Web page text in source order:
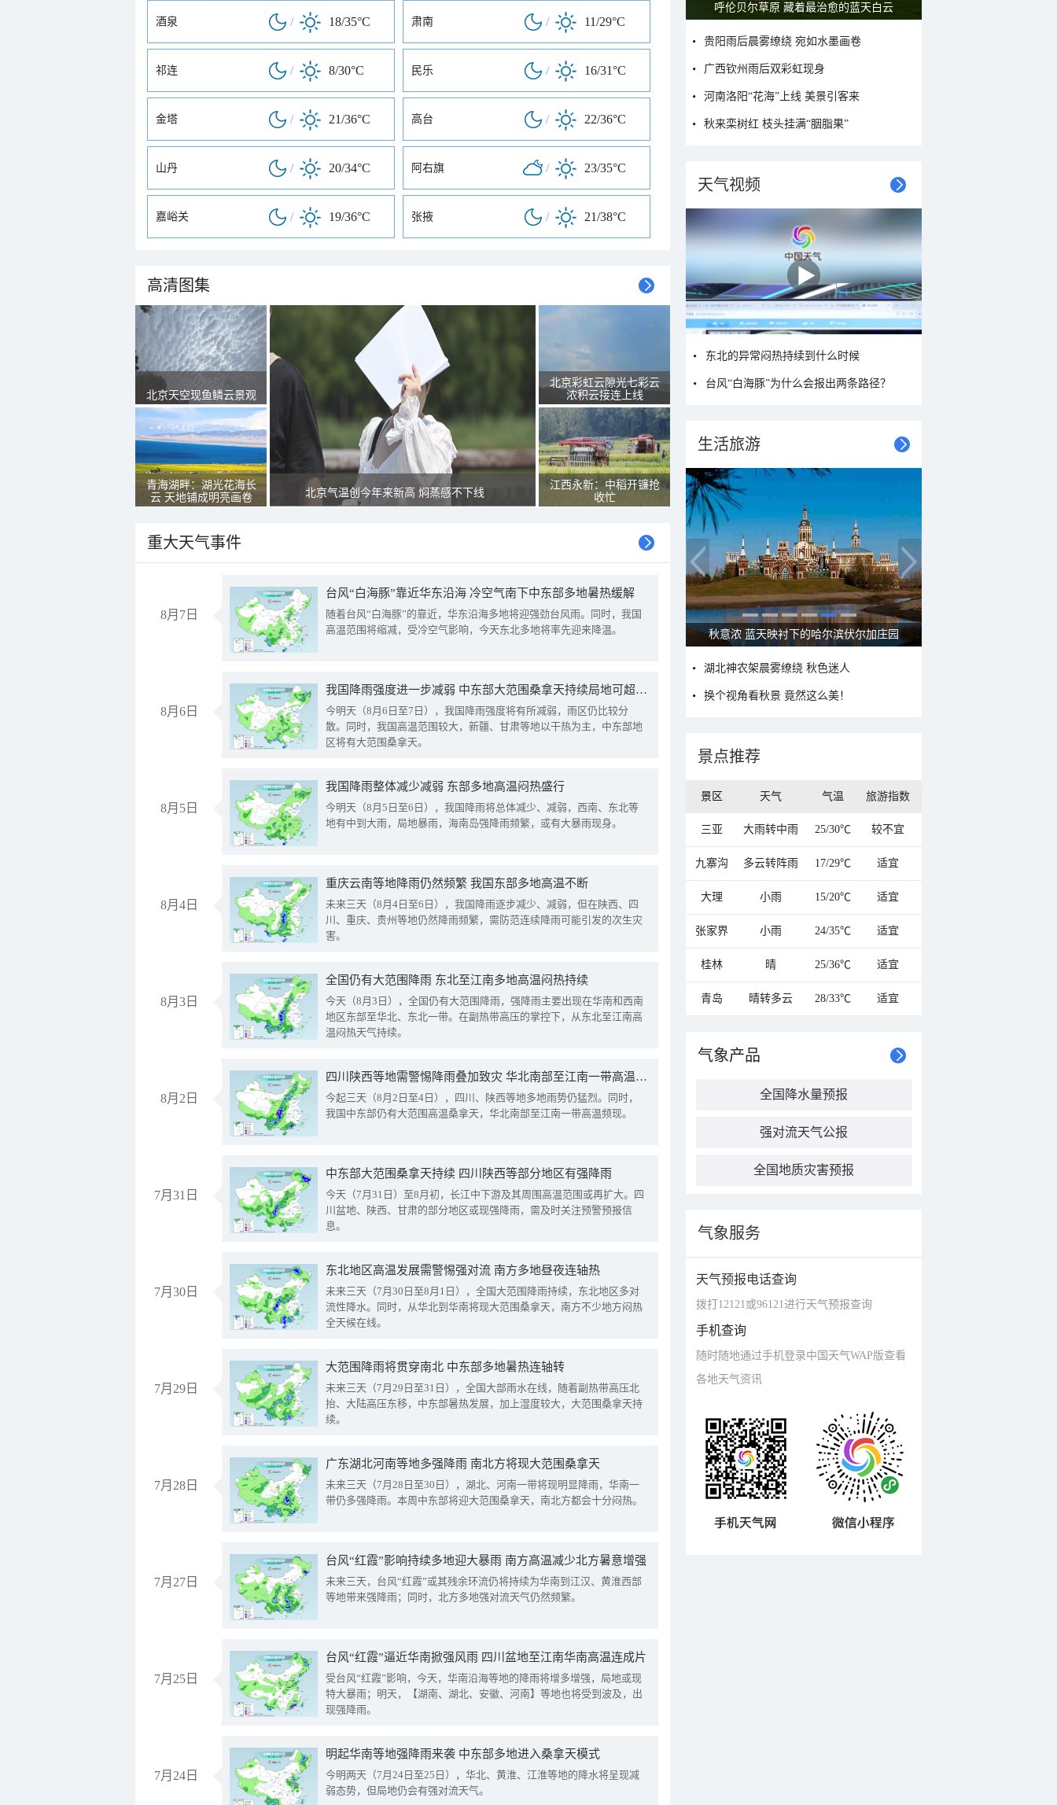
酒泉 / 18/35°C 肃南 / 11/29°C
祁连 / 8/30°C 民乐 / 16/31°C
金塔 / 21/36°C 高台 / 22/36°C
山丹 / 20/34°C 阿右旗 / 23/35°C
嘉峪关 / 19/36°C 张掖 / 21/38°C
高清图集
北京天空现鱼鳞云景观
青海湖畔：湖光花海长
云 天地铺成明亮画卷
北京气温创今年来新高 焖蒸感不下线
北京彩虹云隙光七彩云
浓积云接连上线
江西永新：中稻开镰抢
收忙
重大天气事件
8月7日
台风“白海豚”靠近华东沿海 冷空气南下中东部多地暑热缓解
随着台风“白海豚”的靠近，华东沿海多地将迎强劲台风雨。同时，我国
高温范围将缩减，受冷空气影响，今天东北多地将率先迎来降温。
8月6日
我国降雨强度进一步减弱 中东部大范围桑拿天持续局地可超38℃
今明天（8月6日至7日），我国降雨强度将有所减弱，雨区仍比较分
散。同时，我国高温范围较大，新疆、甘肃等地以干热为主，中东部地
区将有大范围桑拿天。
8月5日
我国降雨整体减少减弱 东部多地高温闷热盛行
今明天（8月5日至6日），我国降雨将总体减少、减弱，西南、东北等
地有中到大雨，局地暴雨，海南岛强降雨频繁，或有大暴雨现身。
8月4日
重庆云南等地降雨仍然频繁 我国东部多地高温不断
未来三天（8月4日至6日），我国降雨逐步减少、减弱，但在陕西、四
川、重庆、贵州等地仍然降雨频繁，需防范连续降雨可能引发的次生灾
害。
8月3日
全国仍有大范围降雨 东北至江南多地高温闷热持续
今天（8月3日），全国仍有大范围降雨，强降雨主要出现在华南和西南
地区东部至华北、东北一带。在副热带高压的掌控下，从东北至江南高
温闷热天气持续。
8月2日
四川陕西等地需警惕降雨叠加致灾 华北南部至江南一带高温频现
今起三天（8月2日至4日），四川、陕西等地多地雨势仍猛烈。同时，
我国中东部仍有大范围高温桑拿天，华北南部至江南一带高温频现。
7月31日
中东部大范围桑拿天持续 四川陕西等部分地区有强降雨
今天（7月31日）至8月初，长江中下游及其周围高温范围或再扩大。四
川盆地、陕西、甘肃的部分地区或现强降雨，需及时关注预警预报信
息。
7月30日
东北地区高温发展需警惕强对流 南方多地昼夜连轴热
未来三天（7月30日至8月1日），全国大范围降雨持续，东北地区多对
流性降水。同时，从华北到华南将现大范围桑拿天，南方不少地方闷热
全天候在线。
7月29日
大范围降雨将贯穿南北 中东部多地暑热连轴转
未来三天（7月29日至31日），全国大部雨水在线，随着副热带高压北
抬、大陆高压东移，中东部暑热发展，加上湿度较大，大范围桑拿天持
续。
7月28日
广东湖北河南等地多强降雨 南北方将现大范围桑拿天
未来三天（7月28日至30日），湖北、河南一带将现明显降雨，华南一
带仍多强降雨。本周中东部将迎大范围桑拿天，南北方都会十分闷热。
7月27日
台风“红霞”影响持续多地迎大暴雨 南方高温减少北方暑意增强
未来三天，台风“红霞”或其残余环流仍将持续为华南到江汉、黄淮西部
等地带来强降雨；同时，北方多地强对流天气仍然频繁。
7月25日
台风“红霞”逼近华南掀强风雨 四川盆地至江南华南高温连成片
受台风“红霞”影响，今天，华南沿海等地的降雨将增多增强，局地或现
特大暴雨；明天，【湖南、湖北、安徽、河南】等地也将受到波及，出
现强降雨。
7月24日
明起华南等地强降雨来袭 中东部多地进入桑拿天模式
今明两天（7月24日至25日），华北、黄淮、江淮等地的降水将呈现减
弱态势，但局地仍会有强对流天气。
呼伦贝尔草原 藏着最治愈的蓝天白云
贵阳雨后晨雾缭绕 宛如水墨画卷
广西钦州雨后双彩虹现身
河南洛阳“花海”上线 美景引客来
秋来栾树红 枝头挂满“胭脂果”
天气视频
东北的异常闷热持续到什么时候
台风“白海豚”为什么会报出两条路径？
生活旅游
秋意浓 蓝天映衬下的哈尔滨伏尔加庄园
湖北神农架晨雾缭绕 秋色迷人
换个视角看秋景 竟然这么美！
景点推荐
景区 天气 气温 旅游指数
三亚 大雨转中雨 25/30℃ 较不宜
九寨沟 多云转阵雨 17/29℃ 适宜
大理 小雨 15/20℃ 适宜
张家界 小雨 24/35℃ 适宜
桂林 晴 25/36℃ 适宜
青岛 晴转多云 28/33℃ 适宜
气象产品
全国降水量预报
强对流天气公报
全国地质灾害预报
气象服务
天气预报电话查询
拨打12121或96121进行天气预报查询
手机查询
随时随地通过手机登录中国天气WAP版查看
各地天气资讯